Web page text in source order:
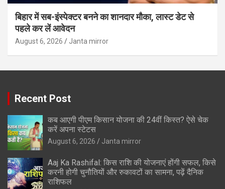
बिहार में सब-इंस्पेक्टर बनने का शानदार मौका, लास्ट डेट से
पहले कर लें आवेदन
August 6, 2026 Janta mirror
Recent Post
कब आएगी पीएम किसान योजना की 24वीं किस्त? ऐसे चेक
करें अपना स्टेटस
August 6, 2026 Janta mirror
Aaj Ka Rashifal: किस राशि की योजनाएं होंगी सफल, किसे
करनी होगी चुनौतियों और रुकावटों का सामना, पढ़ें दैनिक
राशिफल